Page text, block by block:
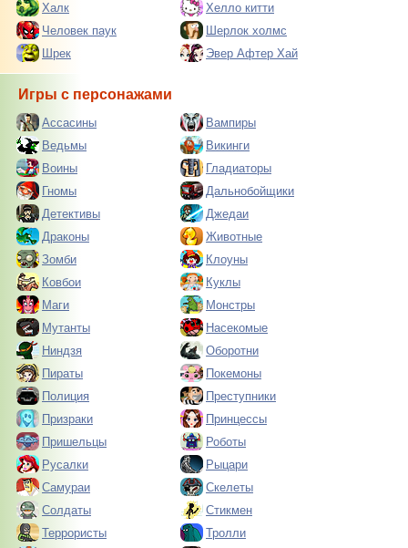
Халк
Хелло китти
Человек паук
Шерлок холмс
Шрек
Эвер Афтер Хай
Игры с персонажами
Ассасины
Вампиры
Ведьмы
Викинги
Воины
Гладиаторы
Гномы
Дальнобойщики
Детективы
Джедаи
Драконы
Животные
Зомби
Клоуны
Ковбои
Куклы
Маги
Монстры
Мутанты
Насекомые
Ниндзя
Оборотни
Пираты
Покемоны
Полиция
Преступники
Призраки
Принцессы
Пришельцы
Роботы
Русалки
Рыцари
Самураи
Скелеты
Солдаты
Стикмен
Террористы
Тролли